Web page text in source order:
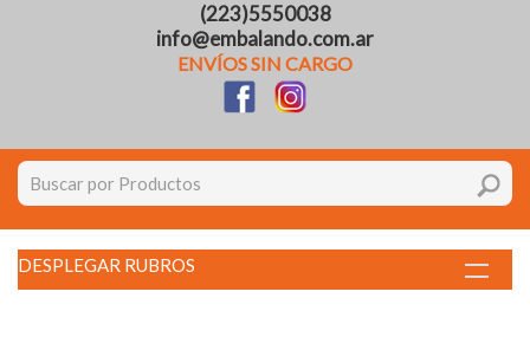
(223)5550038
info@embalando.com.ar
ENVÍOS SIN CARGO
DESPLEGAR RUBROS